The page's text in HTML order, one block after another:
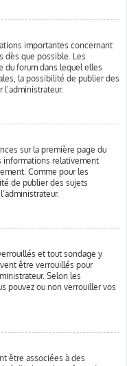
importantes concernant
dès que possible. Les
du forum dans lequel elles
la possibilité de publier des
sur la première page du
informations relativement
Comme pour les
de publier des sujets
et tout sondage y
être verrouillés pour
Selon les
pouvez ou non verrouiller vos
être associées à des